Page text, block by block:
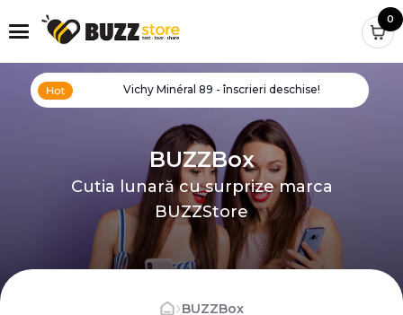
0
Vichy Minéral 89 - înscrieri deschise!
BUZZBox
Cutia lunară cu surprize marca
BUZZStore
›BUZZBox